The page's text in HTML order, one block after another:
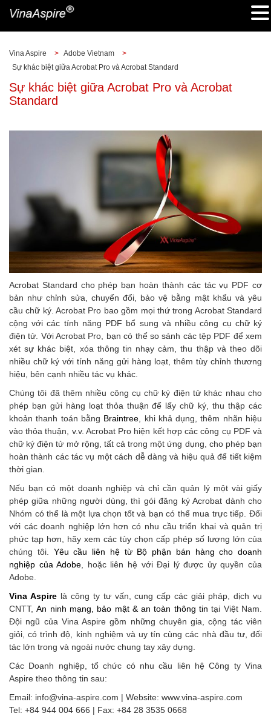
Vina Aspire > Adobe Vietnam
>
Sự khác biệt giữa Acrobat Pro và Acrobat Standard
Sự khác biệt giữa Acrobat Pro và Acrobat
Standard
Acrobat Standard cho phép bạn hoàn thành các tác vụ PDF cơ
bản như chỉnh sửa, chuyển đổi, bảo vệ bằng mật khẩu và yêu
cầu chữ ký. Acrobat Pro bao gồm mọi thứ trong Acrobat Standard
cộng với các tính năng PDF bổ sung và nhiều công cụ chữ ký
điện tử. Với Acrobat Pro, bạn có thể so sánh các tệp PDF để xem
xét sự khác biệt, xóa thông tin nhạy cảm, thu thập và theo dõi
nhiều chữ ký với tính năng gửi hàng loạt, thêm tùy chỉnh thương
hiệu, bên cạnh nhiều tác vụ khác.
Chúng tôi đã thêm nhiều công cụ chữ ký điện tử khác nhau cho
phép bạn gửi hàng loạt thỏa thuận để lấy chữ ký, thu thập các
khoản thanh toán bằng Braintree , khi khả dụng, thêm nhãn hiệu
vào thỏa thuận, v.v. Acrobat Pro hiện kết hợp các công cụ PDF và
chữ ký điện tử mở rộng, tất cả trong một ứng dụng, cho phép bạn
hoàn thành các tác vụ một cách dễ dàng và hiệu quả để tiết kiệm
thời gian.
Nếu bạn có một doanh nghiệp và chỉ cần quản lý một vài giấy
phép giữa những người dùng, thì gói đăng ký Acrobat dành cho
Nhóm có thể là một lựa chọn tốt và bạn có thể mua trực tiếp. Đối
với các doanh nghiệp lớn hơn có nhu cầu triển khai và quản trị
phức tạp hơn, hãy xem các tùy chọn cấp phép số lượng lớn của
chúng tôi. Yêu cầu liên hệ từ Bộ phận bán hàng cho doanh
nghiệp của Adobe , hoặc liên hệ với Đại lý được ủy quyền của
Adobe.
Vina Aspire là công ty tư vấn, cung cấp các giải pháp, dịch vụ
CNTT,An ninh mạng, bảo mật & an toàn thông tin tại Việt Nam.
Đội ngũ của Vina Aspire gồm những chuyên gia, cộng tác viên
giỏi, có trình độ, kinh nghiệm và uy tín cùng các nhà đầu tư, đối
tác lớn trong và ngoài nước chung tay xây dựng.
Các Doanh nghiệp, tổ chức có nhu cầu liên hệ Công ty Vina
Aspire theo thông tin sau:
Email: info@vina-aspire.com | Website: www.vina-aspire.com
Tel: +84 944 004 666 | Fax: +84 28 3535 0668